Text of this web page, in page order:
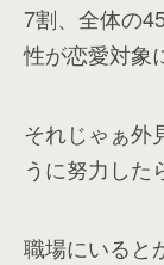
7割、全体の
性が恋愛対象
それじゃぁ外
うに努力した
職場にいると